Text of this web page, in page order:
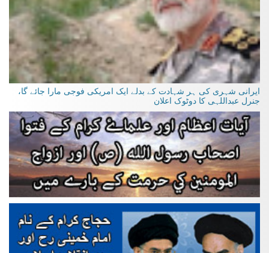
ایرانی شہری کی ہر شہادت کے بدلے ایک امریکی فوجی مارا جائے گا،
جنرل عبداللہی کا دوٹوک اعلان